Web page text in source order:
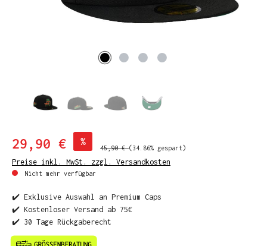
29,90 € %
45,90 €(34.86% gespart)
Preise inkl. MwSt. zzgl. Versandkosten
Nicht mehr verfügbar
✔️ Exklusive Auswahl an Premium Caps
✔️ Kostenloser Versand ab 75€
✔️ 30 Tage Rückgaberecht